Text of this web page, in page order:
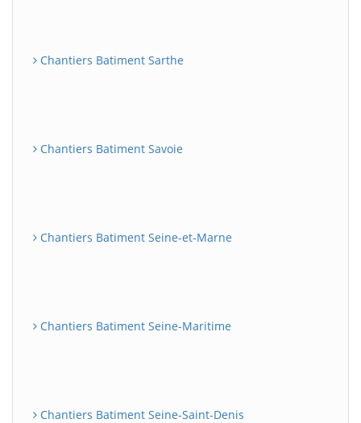
Chantiers Batiment Sarthe
Chantiers Batiment Savoie
Chantiers Batiment Seine-et-Marne
Chantiers Batiment Seine-Maritime
Chantiers Batiment Seine-Saint-Denis